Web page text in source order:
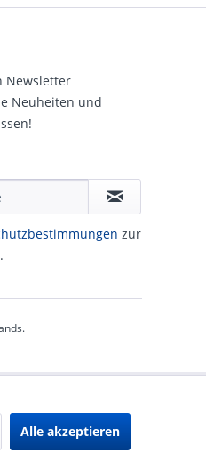
Newsletter
Neuheiten und
zur
Alle akzeptieren